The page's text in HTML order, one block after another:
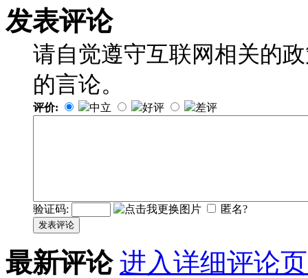
发表评论
请自觉遵守互联网相关的
的言论。
评价: 中立 好评 差评
验证码: 匿名?
发表评论
最新评论 进入详细评论